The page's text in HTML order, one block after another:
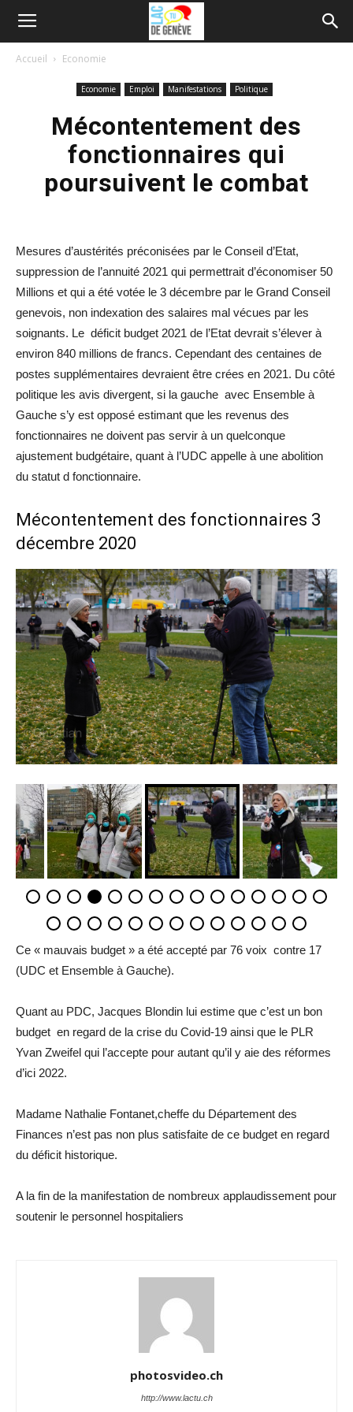
Accueil Economie
Economie Emploi Manifestations Politique
Mécontentement des
fonctionnaires qui
poursuivent le combat
Mesures d’austérités préconisées par le Conseil d’Etat,
suppression de l’annuité 2021 qui permettrait d’économiser 50
Millions et qui a été votée le 3 décembre par le Grand Conseil
genevois, non indexation des salaires mal vécues par les
soignants. Le déficit budget 2021 de l’Etat devrait s’élever à
environ 840 millions de francs. Cependant des centaines de
postes supplémentaires devraient être crées en 2021. Du côté
politique les avis divergent, si la gauche avec Ensemble à
Gauche s’y est opposé estimant que les revenus des
fonctionnaires ne doivent pas servir à un quelconque
ajustement budgétaire, quant à l’UDC appelle à une abolition
du statut d fonctionnaire.
Mécontentement des fonctionnaires 3
décembre 2020
Ce « mauvais budget » a été accepté par 76 voix contre 17
(UDC et Ensemble à Gauche).
Quant au PDC, Jacques Blondin lui estime que c’est un bon
budget en regard de la crise du Covid-19 ainsi que le PLR
Yvan Zweifel qui l’accepte pour autant qu’il y aie des réformes
d’ici 2022.
Madame Nathalie Fontanet,cheffe du Département des
Finances n’est pas non plus satisfaite de ce budget en regard
du déficit historique.
A la fin de la manifestation de nombreux applaudissement pour
soutenir le personnel hospitaliers
photosvideo.ch
http://www.lactu.ch